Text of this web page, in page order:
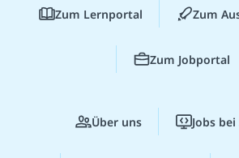
Zum Lernportal Zum
Zum Jobportal
Über uns Jobs